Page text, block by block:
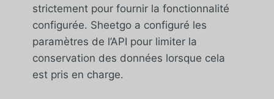
strictement pour fournir la fonctionnalité
configurée. Sheetgo a configuré les
paramètres de l’API pour limiter la
conservation des données lorsque cela
est pris en charge.